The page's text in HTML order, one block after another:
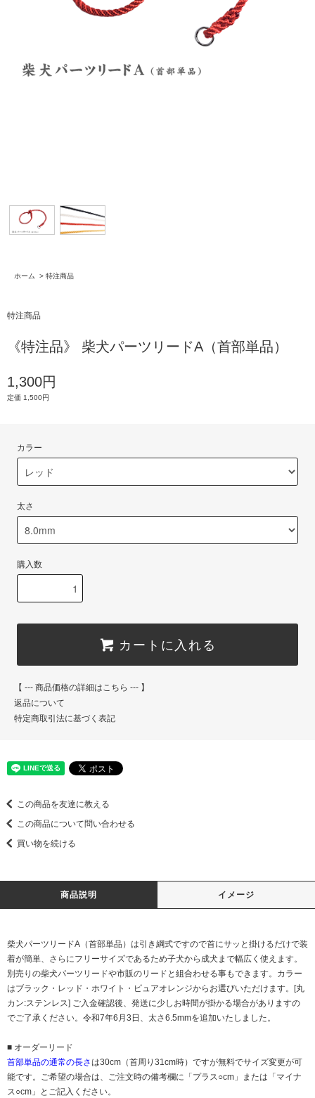
ホーム > 特注商品
特注商品
《特注品》 柴犬パーツリードA（首部単品）
1,300円
定価 1,500円
カラー
太さ
購入数
カートに入れる
【 --- 商品価格の詳細はこちら --- 】
返品について
特定商取引法に基づく表記
この商品を友達に教える
この商品について問い合わせる
買い物を続ける
商品説明 イメージ
柴犬パーツリードA（首部単品）は引き綱式ですので首にサッと掛けるだけで装
着が簡単、さらにフリーサイズであるため子犬から成犬まで幅広く使えます。
別売りの柴犬パーツリードや市販のリードと組合わせる事もできます。カラー
はブラック・レッド・ホワイト・ピュアオレンジからお選びいただけます。[丸
カン:ステンレス] ご入金確認後、発送に少しお時間が掛かる場合がありますの
でご了承ください。令和7年6月3日、太さ6.5mmを追加いたしました。
■ オーダーリード
首部単品の通常の長さは30cm（首周り31cm時）ですが無料でサイズ変更が可
能です。ご希望の場合は、ご注文時の備考欄に「プラス○cm」または「マイナ
ス○cm」とご記入ください。